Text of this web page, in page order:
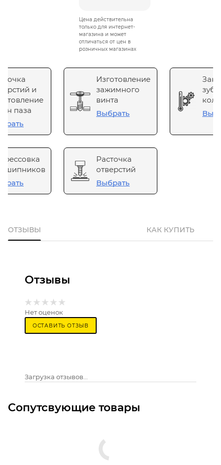
Цена действительна
только для интернет-
магазина и может
отличаться от цен в
розничных магазинах
и
паза
Изготовление
зажимного
винта
Выбрать
Расточка
отверстий
Выбрать
ОТЗЫВЫ КАК КУПИТЬ
Отзывы
Нет оценок
ОСТАВИТЬ ОТЗЫВ
Загрузка отзывов...
Сопутсвующие товары